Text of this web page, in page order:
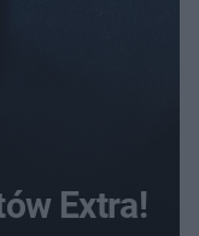
Extra!